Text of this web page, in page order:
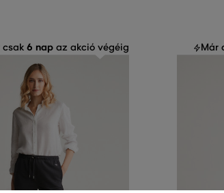
csak6 nap az akció végéig Már